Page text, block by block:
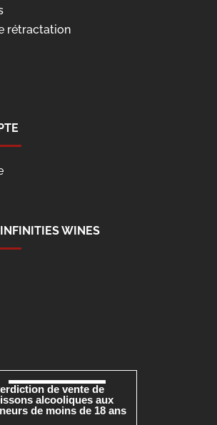
rétractation
WINES
de vente de
alcooliques aux
de moins de 18 ans